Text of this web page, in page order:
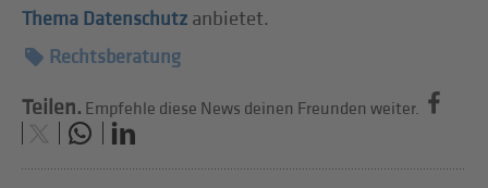
Thema Datenschutz anbietet.
Rechtsberatung
Teilen. Empfehle diese News deinen Freunden weiter.